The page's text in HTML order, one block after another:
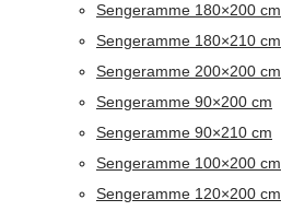
Sengeramme 180×200 cm
Sengeramme 180×210 cm
Sengeramme 200×200 cm
Sengeramme 90×200 cm
Sengeramme 90×210 cm
Sengeramme 100×200 cm
Sengeramme 120×200 cm